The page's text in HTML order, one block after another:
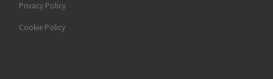
Privacy Policy
Cookie Policy